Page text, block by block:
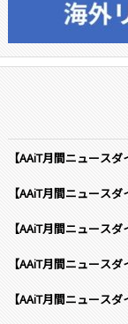
【AAiT月間ニュース
【AAiT月間ニュース
【AAiT月間ニュース
【AAiT月間ニュース
【AAiT月間ニュース